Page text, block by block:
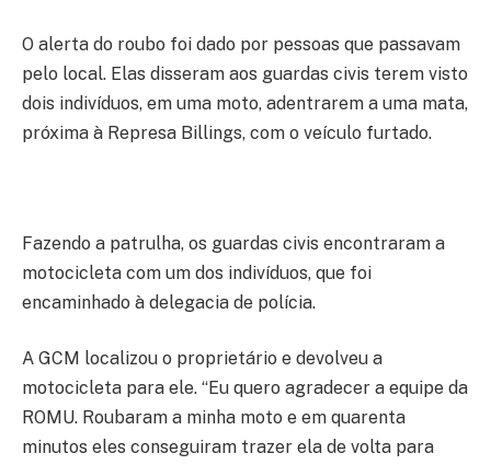
O alerta do roubo foi dado por pessoas que passavam
pelo local. Elas disseram aos guardas civis terem visto
dois indivíduos, em uma moto, adentrarem a uma mata,
próxima à Represa Billings, com o veículo furtado.
Fazendo a patrulha, os guardas civis encontraram a
motocicleta com um dos indivíduos, que foi
encaminhado à delegacia de polícia.
A GCM localizou o proprietário e devolveu a
motocicleta para ele. “Eu quero agradecer a equipe da
ROMU. Roubaram a minha moto e em quarenta
minutos eles conseguiram trazer ela de volta para